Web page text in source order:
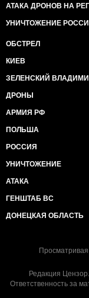
АТАКА ДРОНОВ НА
УНИЧТОЖЕНИЕ
ОБСТРЕЛ
КИЕВ
ЗЕЛЕНСКИЙ
ДРОНЫ
АРМИЯ РФ
ПОЛЬША
РОССИЯ
УНИЧТОЖЕНИЕ
АТАКА
ГЕНШТАБ ВС
ДОНЕЦКАЯ ОБЛАСТЬ
Редакция
Ответственность за